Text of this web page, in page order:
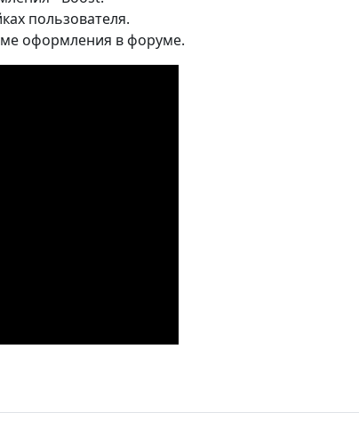
пользователя.
оформления в форуме.